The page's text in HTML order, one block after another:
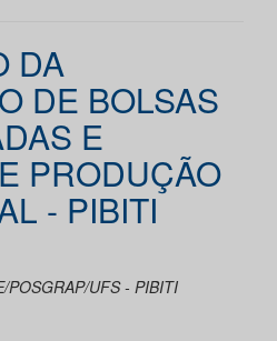
DA
DE BOLSAS
E
PRODUÇÃO
- PIBITI
POSGRAP/UFS - PIBITI